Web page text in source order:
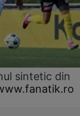
sintetic din